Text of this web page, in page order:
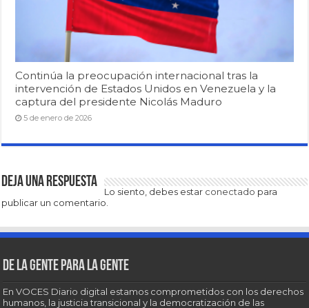
Continúa la preocupación internacional tras la
intervención de Estados Unidos en Venezuela y la
captura del presidente Nicolás Maduro
5 de enero de 2026
Deja una respuesta
Lo siento, debes estar conectado para
publicar un comentario.
De la gente para la gente
En VOCES Diario digital estamos comprometidos con los derechos
humanos, la justicia transicional y la democratización de las